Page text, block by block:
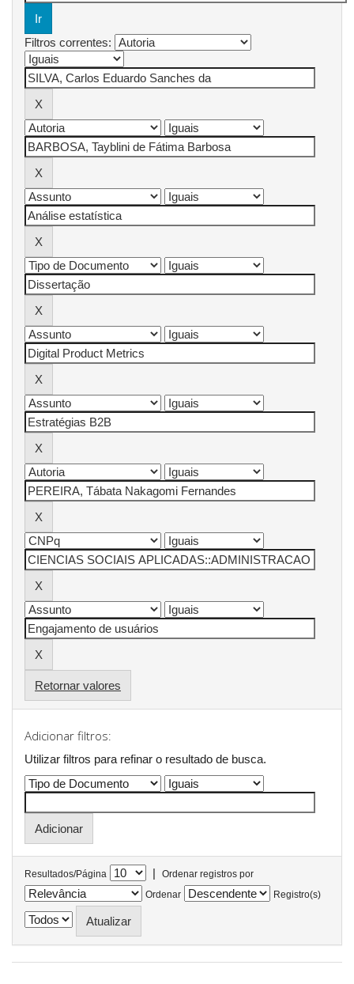
Filtros correntes:
Retornar valores
Adicionar filtros:
Utilizar filtros para refinar o resultado de busca.
Resultados/Página |
Ordenar registros por
Ordenar
Registro(s)